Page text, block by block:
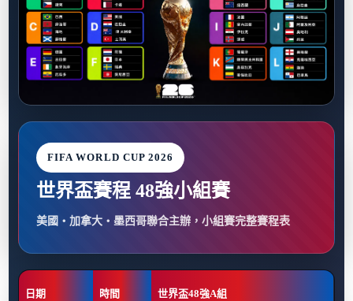
FIFA WORLD CUP 2026
世界盃賽程 48強小組賽
美國・加拿大・墨西哥聯合主辦，小組賽完整賽程表
日期 時間 世界盃48強A組